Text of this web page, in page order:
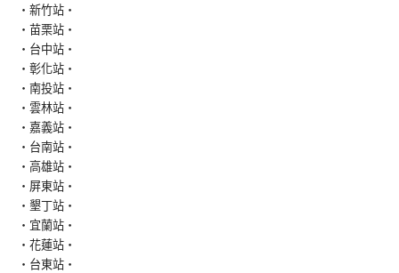
‧新竹站‧
‧苗栗站‧
‧台中站‧
‧彰化站‧
‧南投站‧
‧雲林站‧
‧嘉義站‧
‧台南站‧
‧高雄站‧
‧屏東站‧
‧墾丁站‧
‧宜蘭站‧
‧花蓮站‧
‧台東站‧